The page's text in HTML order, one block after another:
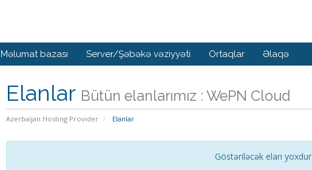
Məlumat bazası Server/Şəbəkə vəziyyəti Ortaqlar Əlaqə
Elanlar Bütün elanlarımız : WePN Cloud
Azerbaijan Hosting Provider Elanlar
Göstəriləcək elan yoxdur